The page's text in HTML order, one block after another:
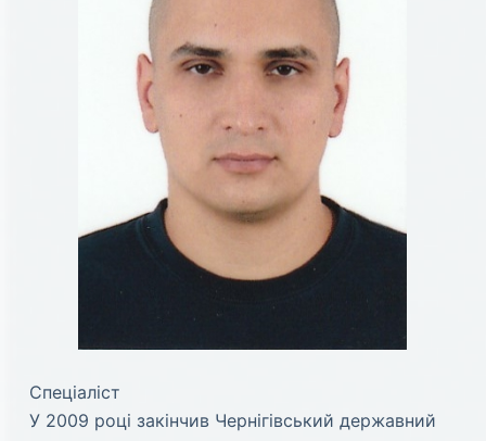
Спеціаліст
У 2009 році закінчив Чернігівський державний